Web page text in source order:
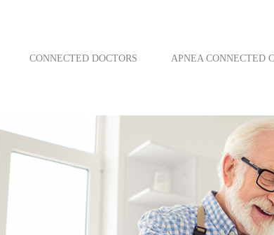
CONNECTED DOCTORS APNEA CONNECTED